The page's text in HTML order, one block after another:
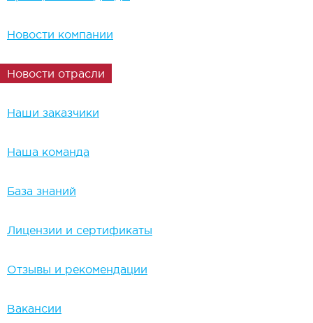
Новости компании
Новости отрасли
Наши заказчики
Наша команда
База знаний
Лицензии и сертификаты
Отзывы и рекомендации
Вакансии